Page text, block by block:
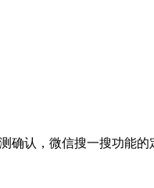
认，微信搜一搜功能